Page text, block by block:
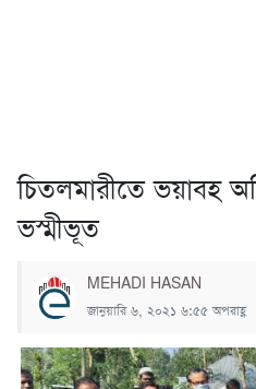
চিতলমারীতে ভয়াবহ
ভস্মীভূত
MEHADI HASAN
জানুয়ারি ৬, ২০২১ ৬:৫৫ অপরাহ্ণ